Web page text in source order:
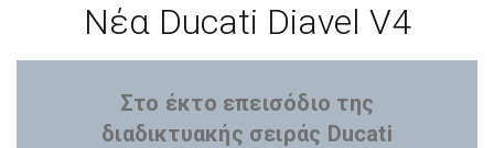
Νέα Ducati Diavel V4
Στο έκτο επεισόδιο της
διαδικτυακής σειράς Ducati